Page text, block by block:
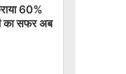
60%
का सफर अब